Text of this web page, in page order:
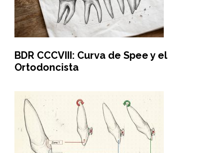
BDR CCCVIII: Curva de Spee y el
Ortodoncista